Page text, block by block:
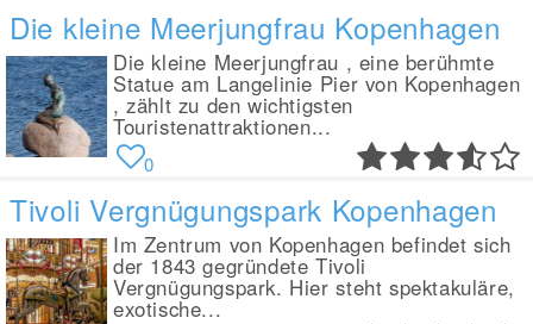
Die kleine Meerjungfrau Kopenhagen
Die kleine Meerjungfrau , eine berühmte
Statue am Langelinie Pier von Kopenhagen
, zählt zu den wichtigsten
Touristenattraktionen...
0
Tivoli Vergnügungspark Kopenhagen
Im Zentrum von Kopenhagen befindet sich
der 1843 gegründete Tivoli
Vergnügungspark. Hier steht spektakuläre,
exotische...